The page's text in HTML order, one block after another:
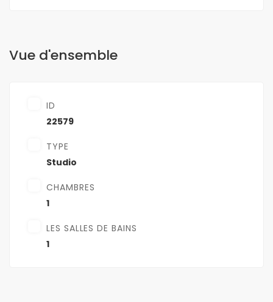
Vue d'ensemble
ID
22579
TYPE
Studio
CHAMBRES
1
LES SALLES DE BAINS
1